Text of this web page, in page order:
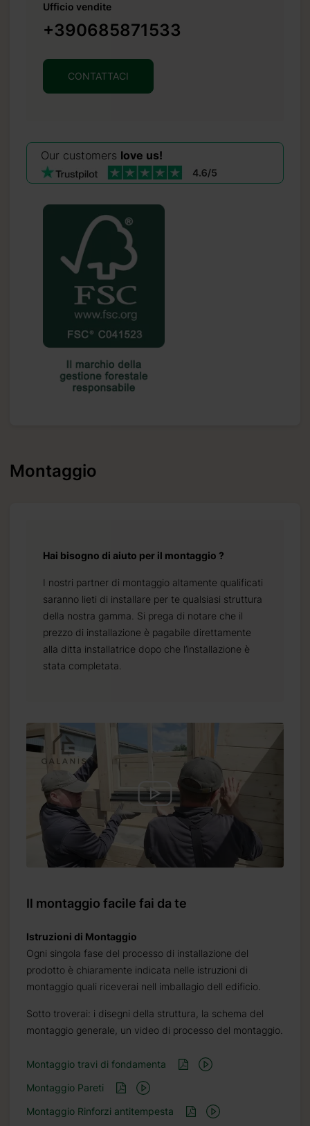
Ufficio vendite
+390685871533
CONTATTACI
Our customers love us!
Montaggio
Hai bisogno di aiuto per il montaggio ?
I nostri partner di montaggio altamente qualificati
saranno lieti di installare per te qualsiasi struttura
della nostra gamma. Si prega di notare che il
prezzo di installazione è pagabile direttamente
alla ditta installatrice dopo che l’installazione è
stata completata.
Il montaggio facile fai da te
Istruzioni di Montaggio
Ogni singola fase del processo di installazione del
prodotto è chiaramente indicata nelle istruzioni di
montaggio quali riceverai nell imballagio dell edificio.
Sotto troverai: i disegni della struttura, la schema del
montaggio generale, un video di processo del montaggio.
Montaggio travi di fondamenta
Montaggio Pareti
Montaggio Rinforzi antitempesta